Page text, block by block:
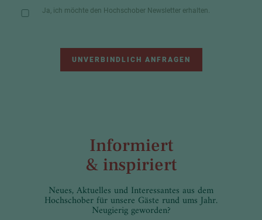
Ja, ich möchte den Hochschober Newsletter erhalten.
UNVERBINDLICH ANFRAGEN
Informiert
& inspiriert
Neues, Aktuelles und Interessantes aus dem
Hochschober für unsere Gäste rund ums Jahr.
Neugierig geworden?